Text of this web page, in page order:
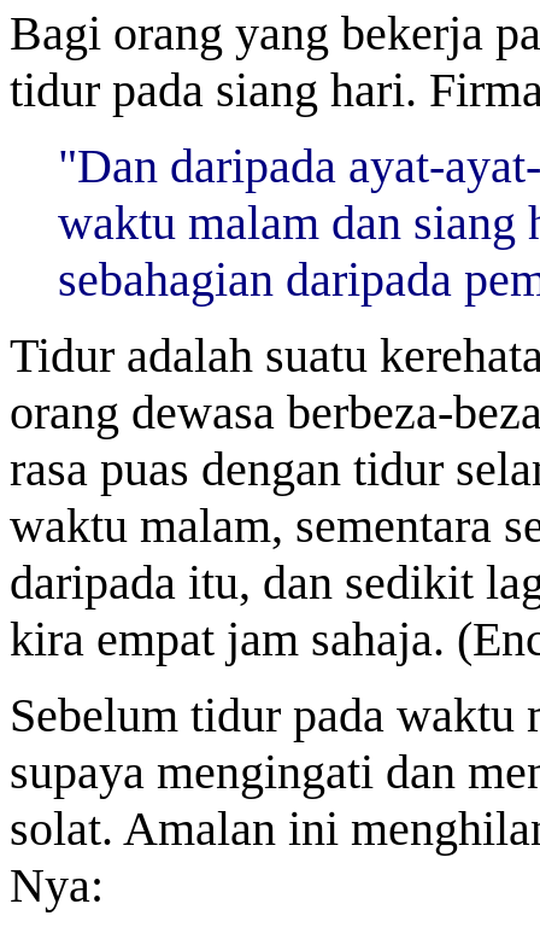
Bagi orang yang bekerja
tidur pada siang hari.
"Dan daripada ayat-
waktu malam dan siang
sebahagian daripada
Tidur adalah suatu
orang dewasa berbeza-
rasa puas dengan tidur
waktu malam, sementara
daripada itu, dan sedikit
kira empat jam sahaja.
Sebelum tidur pada waktu
supaya mengingati dan
solat. Amalan ini
Nya: